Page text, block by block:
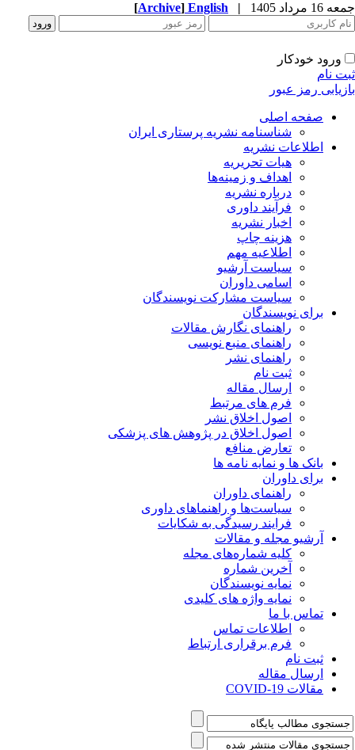
مرداد 1405 |
English
[Archive]
ورود خودکار
نام
رمز عبور
صفحه اصلی
شناسنامه نشریه پرستاری ایران
اطلاعات نشریه
هیات تحریریه
اهداف و زمینه‌ها
درباره نشریه
فرآیند داوری
اخبار نشریه
هزینه چاپ
اطلاعیه مهم
سیاست آرشیو
اسامی داوران
سیاست مشارکت نویسندگان
برای نویسندگان
راهنمای نگارش مقالات
راهنمای منبع نویسی
راهنمای نشر
ثبت نام
ارسال مقاله
فرم های مرتبط
اصول اخلاق نشر
اصول اخلاق در پژوهش های پزشکی
تعارض منافع
بانک ها و نمایه نامه ها
برای داوران
راهنمای داوران
سیاست‌ها و راهنماهای داوری
فرایند رسیدگی به شکایات
آرشیو مجله و مقالات
کلیه شماره‌های مجله
آخرین شماره
نمایه نویسندگان
نمایه واژه های کلیدی
تماس با ما
اطلاعات تماس
فرم برقراری ارتباط
ثبت نام
ارسال مقاله
مقالات COVID-19